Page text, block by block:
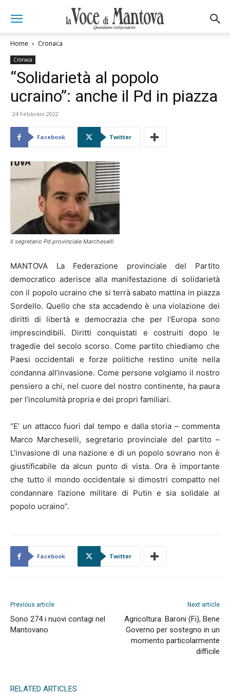
Home Cronaca
Cronaca
“Solidarietà al popolo
ucraino”: anche il Pd in piazza
24 Febbraio 2022
Facebook Twitter
Il segretario Pd provinciale Marcheselli
MANTOVA La Federazione provinciale del Partito
democratico aderisce alla manifestazione di solidarietà
con il popolo ucraino che si terrà sabato mattina in piazza
Sordello. Quello che sta accadendo è una violazione dei
diritti di libertà e democrazia che per l’Europa sono
imprescindibili. Diritti conquistati e costruiti dopo le
tragedie del secolo scorso. Come partito chiediamo che
Paesi occidentali e forze politiche restino unite nella
condanna all’invasione. Come persone volgiamo il nostro
pensiero a chi, nel cuore del nostro continente, ha paura
per l’incolumità propria e dei propri familiari.
“E’ un attacco fuori dal tempo e dalla storia – commenta
Marco Marcheselli, segretario provinciale del partito –
L’invasione di una nazione e di un popolo sovrano non è
giustificabile da alcun punto di vista. Ora è importante
che tutto il mondo occidentale si dimostri compatto nel
condannare l’azione militare di Putin e sia solidale al
popolo ucraino”.
Facebook Twitter
Previous article
Sono 274 i nuovi contagi nel
Mantovano
Next article
Agricoltura: Baroni (Fi), Bene
Governo per sostegno in un
momento particolarmente
difficile
RELATED ARTICLES